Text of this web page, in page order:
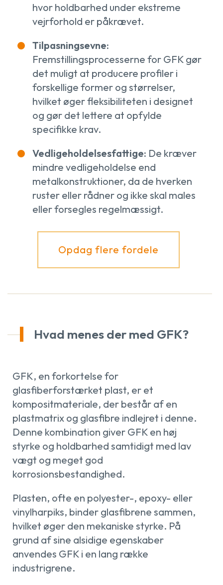
hvor holdbarhed under ekstreme
vejrforhold er påkrævet.
Tilpasningsevne:
Fremstillingsprocesserne for GFK gør
det muligt at producere profiler i
forskellige former og størrelser,
hvilket øger fleksibiliteten i designet
og gør det lettere at opfylde
specifikke krav.
Vedligeholdelsesfattige: De kræver
mindre vedligeholdelse end
metalkonstruktioner, da de hverken
ruster eller rådner og ikke skal males
eller forsegles regelmæssigt.
Opdag flere fordele
Hvad menes der med GFK?
GFK, en forkortelse for
glasfiberforstærket plast, er et
kompositmateriale, der består af en
plastmatrix og glasfibre indlejret i denne.
Denne kombination giver GFK en høj
styrke og holdbarhed samtidigt med lav
vægt og meget god
korrosionsbestandighed.
Plasten, ofte en polyester-, epoxy- eller
vinylharpiks, binder glasfibrene sammen,
hvilket øger den mekaniske styrke. På
grund af sine alsidige egenskaber
anvendes GFK i en lang række
industrigrene.